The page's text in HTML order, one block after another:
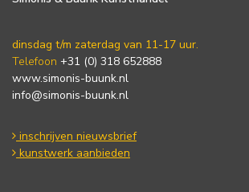
dinsdag t/m zaterdag van 11-17 uur.
Telefoon +31 (0) 318 652888
www.simonis-buunk.nl
info@simonis-buunk.nl
inschrijven nieuwsbrief
kunstwerk aanbieden